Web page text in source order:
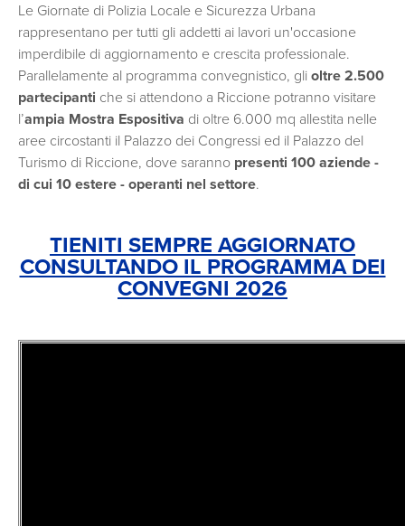
Le Giornate di Polizia Locale e Sicurezza Urbana
rappresentano per tutti gli addetti ai lavori un'occasione
imperdibile di aggiornamento e crescita professionale.
Parallelamente al programma convegnistico, gli oltre 2.500
partecipanti che si attendono a Riccione potranno visitare
l’ampia Mostra Espositiva di oltre 6.000 mq allestita nelle
aree circostanti il Palazzo dei Congressi ed il Palazzo del
Turismo di Riccione, dove saranno presenti 100 aziende -
di cui 10 estere - operanti nel settore.
TIENITI SEMPRE AGGIORNATO
CONSULTANDO IL PROGRAMMA DEI
CONVEGNI 2026